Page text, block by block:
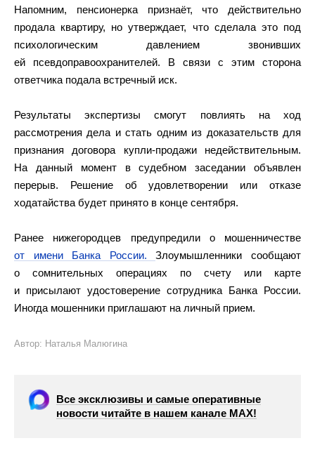
Напомним, пенсионерка признаёт, что действительно
продала квартиру, но утверждает, что сделала это под
психологическим давлением звонивших
ей псевдоправоохранителей. В связи с этим сторона
ответчика подала встречный иск.
Результаты экспертизы смогут повлиять на ход
рассмотрения дела и стать одним из доказательств для
признания договора купли-продажи недействительным.
На данный момент в судебном заседании объявлен
перерыв. Решение об удовлетворении или отказе
ходатайства будет принято в конце сентября.
Ранее нижегородцев предупредили о мошенничестве
от имени Банка России.Злоумышленники сообщают
о сомнительных операциях по счету или карте
и присылают удостоверение сотрудника Банка России.
Иногда мошенники приглашают на личный прием.
Автор: Наталья Малюгина
Все эксклюзивы и самые оперативные
новости читайте в нашем канале МАХ!